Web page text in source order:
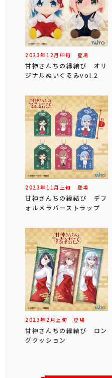
2023年 12 月 中旬 登場
甘神さんちの縁結び オリ
ジナルぬいぐるみvol.2
2023年 11 月 上旬 登場
甘神さんちの縁結び デフ
ォルメラバーストラップ
2023年 2 月 上旬 登場
甘神さんちの縁結び ロン
グクッション